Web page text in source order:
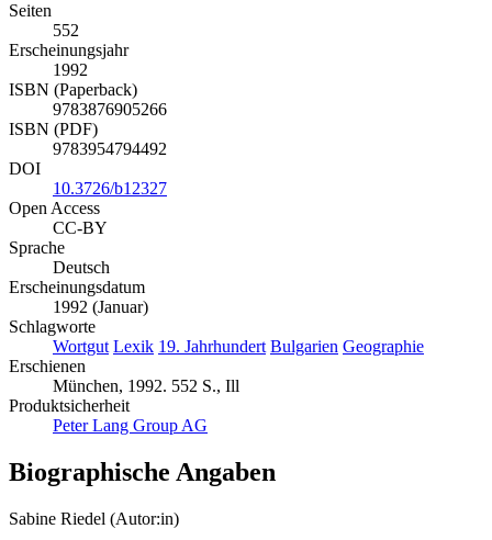
Seiten
552
Erscheinungsjahr
1992
ISBN (Paperback)
9783876905266
ISBN (PDF)
9783954794492
DOI
10.3726/b12327
Open Access
CC-BY
Sprache
Deutsch
Erscheinungsdatum
1992 (Januar)
Schlagworte
Wortgut Lexik 19. Jahrhundert Bulgarien Geographie
Erschienen
München, 1992. 552 S., Ill
Produktsicherheit
Peter Lang Group AG
Biographische Angaben
Sabine Riedel (Autor:in)